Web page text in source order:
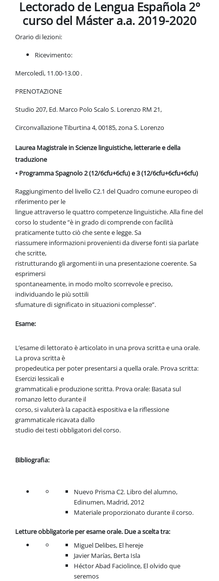
Vai al contenuto principale
Blocchi
Lectorado de Lengua Española 2º
curso del Máster a.a. 2019-2020
Orario di lezioni:
Ricevimento:
Mercoledì, 11.00-13.00 .
PRENOTAZIONE
Studio 207, Ed. Marco Polo Scalo S. Lorenzo RM 21,
Circonvallazione Tiburtina 4, 00185, zona S. Lorenzo
Laurea Magistrale in Scienze linguistiche, letterarie e della
traduzione
• Programma Spagnolo 2 (12/6cfu+6cfu) e3 (12/6cfu+6cfu+6cfu)
Raggiungimento del livello C2.1 del Quadro comune europeo di
riferimento per le
lingue attraverso le quattro competenze linguistiche. Alla fine del
corso lo studente “è in grado di comprende con facilità
praticamente tutto ciò che sente e legge. Sa
riassumere informazioni provenienti da diverse fonti sia parlate
che scritte,
ristrutturando gli argomenti in una presentazione coerente. Sa
esprimersi
spontaneamente, in modo molto scorrevole e preciso,
individuando le più sottili
sfumature di significato in situazioni complesse”.
Esame:
L’esame di lettorato è articolato in una prova scritta e una orale.
La prova scritta è
propedeutica per poter presentarsi a quella orale. Prova scritta:
Esercizi lessicali e
grammaticali e produzione scritta. Prova orale: Basata sul
romanzo letto durante il
corso, si valuterà la capacità espositiva e la riflessione
grammaticale ricavata dallo
studio dei testi obbligatori del corso.
Bibliografia:
Nuevo Prisma C2. Libro del alumno,
Edinumen, Madrid, 2012
Materiale proporzionato durante il corso.
Letture obbligatorie per esame orale. Due a scelta tra:
Miguel Delibes, El hereje
Javier Marías, Berta Isla
Héctor Abad Faciolince, El olvido que
seremos